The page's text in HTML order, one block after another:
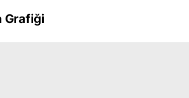
Grafiği